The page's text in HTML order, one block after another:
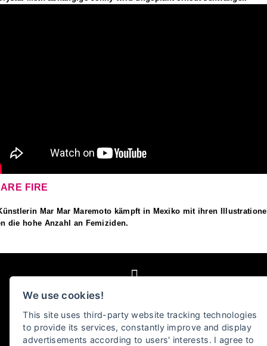
FIRE
Mar Mar Maremoto kämpft in Mexiko mit ihren
die hohe Anzahl an Femiziden.
We use cookies!
This site uses third-party website tracking technologies
to provide its services, constantly improve and display
advertisements according to users' interests. I agree to